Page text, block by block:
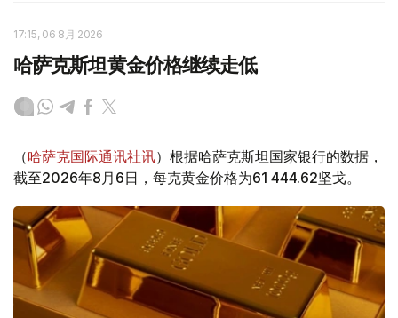
17:15, 06 8月 2026
哈萨克斯坦黄金价格继续走低
（哈萨克国际通讯社讯）根据哈萨克斯坦国家银行的数据，
截至2026年8月6日，每克黄金价格为61 444.62坚戈。